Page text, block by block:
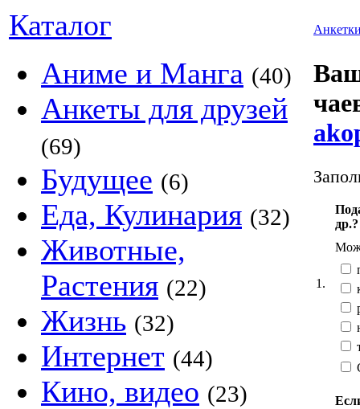
Каталог
Аниме и Манга (40)
Анкеты для друзей
(69)
Будущее (6)
Еда, Кулинария (32)
Животные,
Растения (22)
Жизнь (32)
Интернет (44)
Кино, видео (23)
1.
др.?